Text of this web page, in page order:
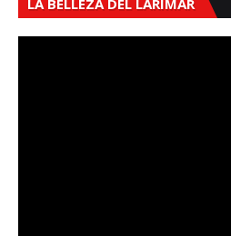
LA BELLEZA DEL LARIMAR